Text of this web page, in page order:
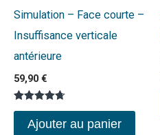
Simulation – Face courte –
Insuffisance verticale
antérieure
59,90 €
Note
4.67
sur 5
Ajouter au panier